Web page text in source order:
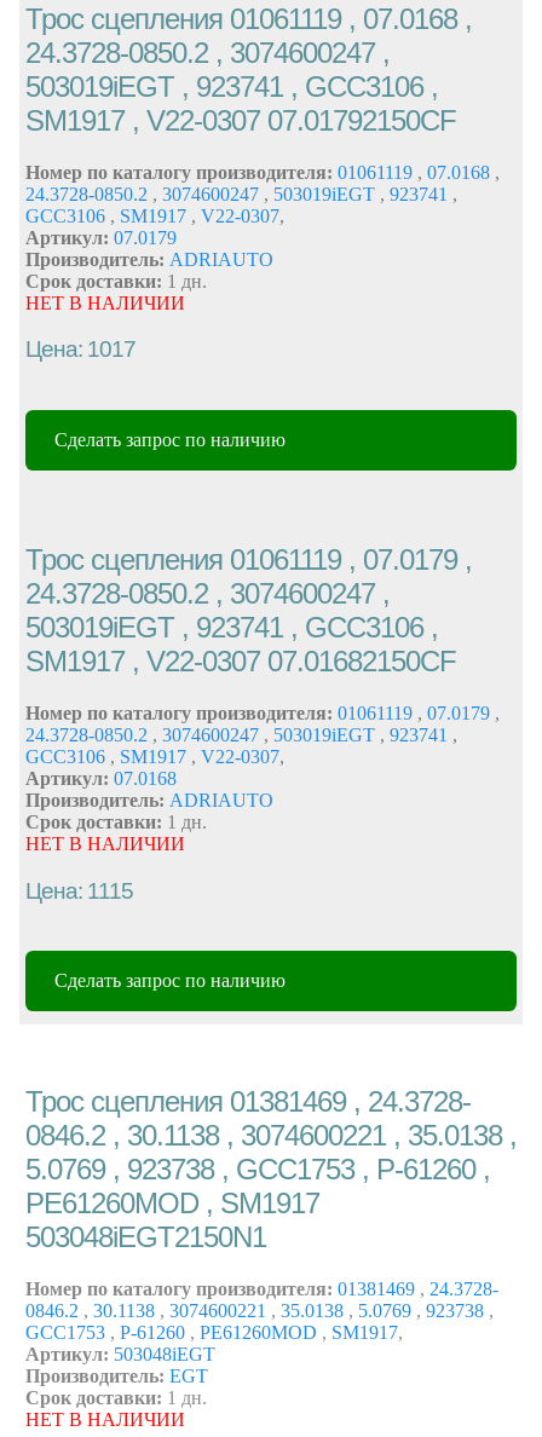
Трос сцепления 01061119 , 07.0168 ,
24.3728-0850.2 , 3074600247 ,
503019iEGT , 923741 , GCC3106 ,
SM1917 , V22-0307 07.01792150CF
Номер по каталогу производителя: 01061119 , 07.0168 ,
24.3728-0850.2 , 3074600247 , 503019iEGT , 923741 ,
GCC3106 , SM1917 , V22-0307,
Артикул: 07.0179
Производитель: ADRIAUTO
Срок доставки: 1 дн.
НЕТ В НАЛИЧИИ
Цена: 1017
Сделать запрос по наличию
Трос сцепления 01061119 , 07.0179 ,
24.3728-0850.2 , 3074600247 ,
503019iEGT , 923741 , GCC3106 ,
SM1917 , V22-0307 07.01682150CF
Номер по каталогу производителя: 01061119 , 07.0179 ,
24.3728-0850.2 , 3074600247 , 503019iEGT , 923741 ,
GCC3106 , SM1917 , V22-0307,
Артикул: 07.0168
Производитель: ADRIAUTO
Срок доставки: 1 дн.
НЕТ В НАЛИЧИИ
Цена: 1115
Сделать запрос по наличию
Трос сцепления 01381469 , 24.3728-
0846.2 , 30.1138 , 3074600221 , 35.0138 ,
5.0769 , 923738 , GCC1753 , P-61260 ,
PE61260MOD , SM1917
503048iEGT2150N1
Номер по каталогу производителя: 01381469 , 24.3728-
0846.2 , 30.1138 , 3074600221 , 35.0138 , 5.0769 , 923738 ,
GCC1753 , P-61260 , PE61260MOD , SM1917,
Артикул: 503048iEGT
Производитель: EGT
Срок доставки: 1 дн.
НЕТ В НАЛИЧИИ